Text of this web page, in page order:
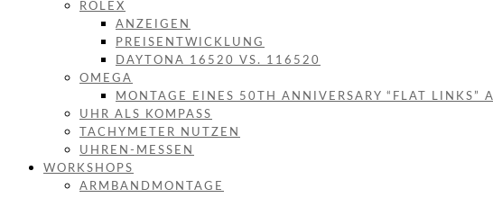
ROLEX
ANZEIGEN
PREISENTWICKLUNG
DAYTONA 16520 VS. 116520
OMEGA
MONTAGE EINES 50TH ANNIVERSARY “FLAT LINKS”
UHR ALS KOMPASS
TACHYMETER NUTZEN
UHREN-MESSEN
WORKSHOPS
ARMBANDMONTAGE